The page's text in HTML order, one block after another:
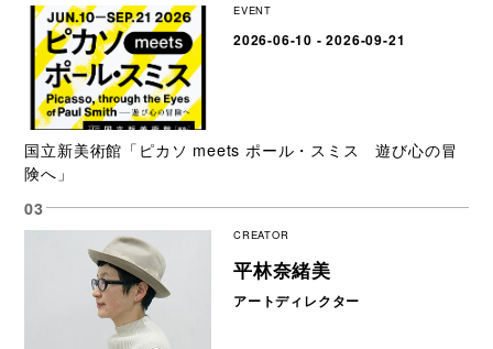
EVENT
2026-06-10 - 2026-09-21
国立新美術館「ピカソ meets ポール・スミス 遊び心の冒
険へ」
CREATOR
平林奈緒美
アートディレクター